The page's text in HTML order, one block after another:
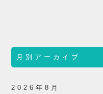
月別アーカイブ
2026年8月